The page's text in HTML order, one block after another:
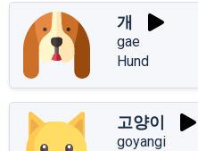
개
gae
Hund
고양이
goyangi